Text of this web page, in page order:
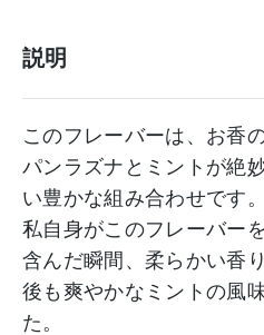
説明
このフレーバーは、お香
パンラズナとミントが絶
い豊かな組み合わせです。
私自身がこのフレーバー
含んだ瞬間、柔らかい香
後も爽やかなミントの風
た。